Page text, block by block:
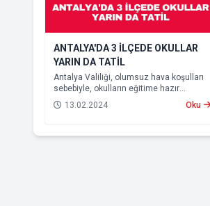
ANTALYA'DA 3 İLÇEDE OKULLAR
YARIN DA TATİL
Antalya Valiliği, olumsuz hava koşulları
sebebiyle, okulların eğitime hazır
olamayacağından, Kepez, Muratpaşa ve
Konyaaltı ilçelerinde eğitime yarın da ara
13.02.2024 Oku